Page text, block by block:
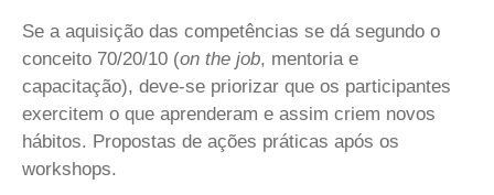
Se a aquisição das competências se dá segundo o
conceito 70/20/10 (on the job, mentoria e
capacitação), deve-se priorizar que os participantes
exercitem o que aprenderam e assim criem novos
hábitos. Propostas de ações práticas após os
workshops.